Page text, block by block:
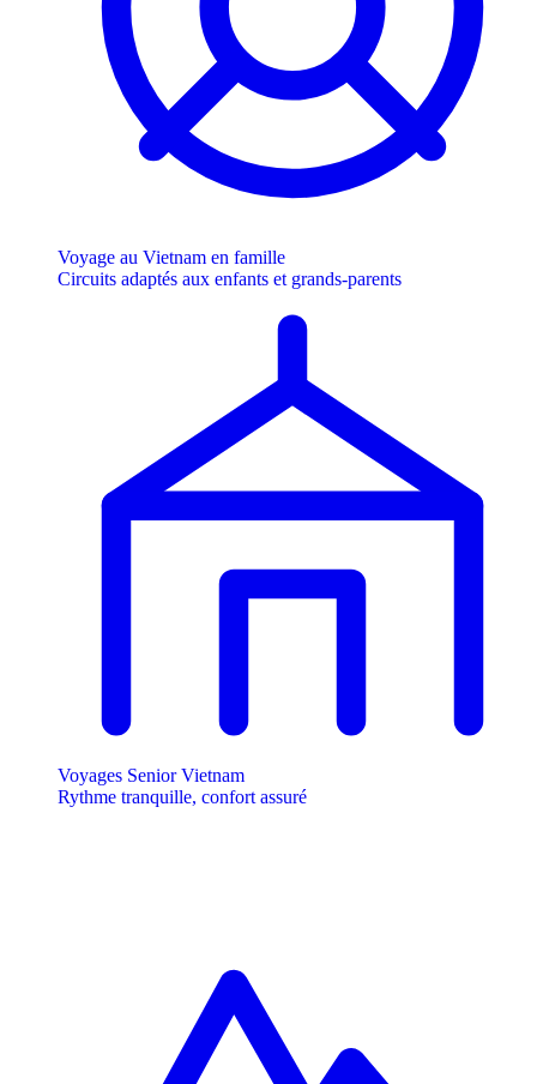
Voyage au Vietnam en famille
Circuits adaptés aux enfants et grands-parents
Voyages Senior Vietnam
Rythme tranquille, confort assuré